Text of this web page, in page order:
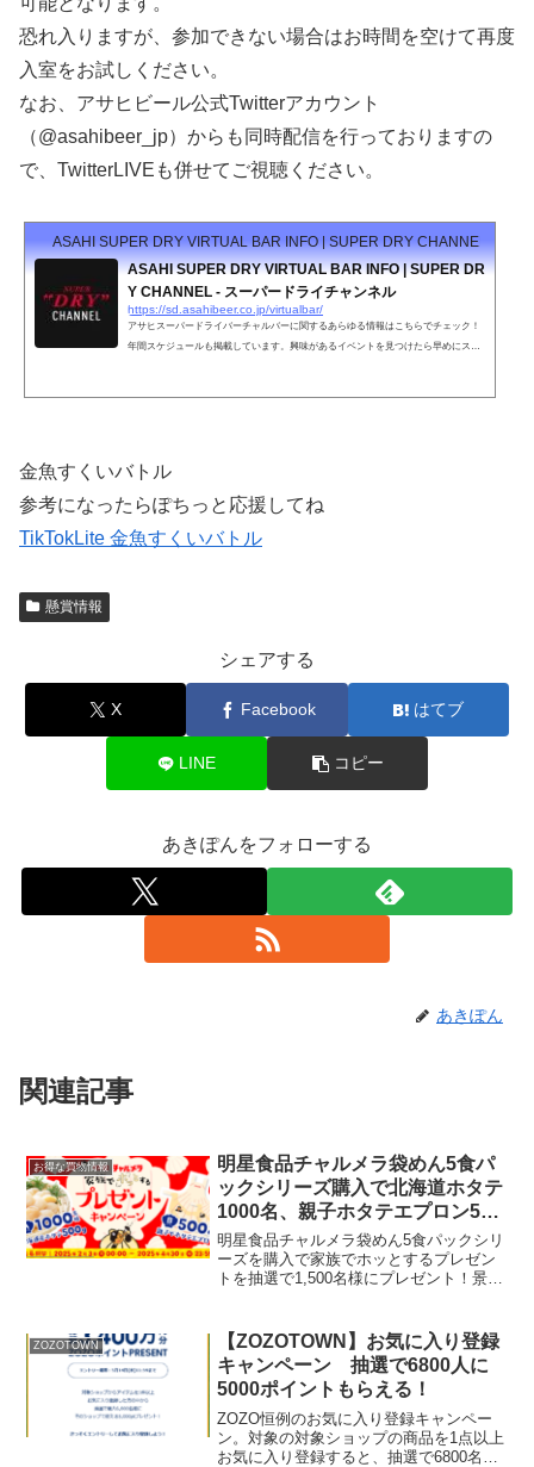
恐れ入りますが、参加できない場合はお時間を空けて再度
入室をお試しください。
なお、アサヒビール公式Twitterアカウント
（@asahibeer_jp）からも同時配信を行っておりますの
で、TwitterLIVEも併せてご視聴ください。
ASAHI SUPER DRY VIRTUAL BAR INFO | SUPER DRY CHANNEL - スー
ASAHI SUPER DRY VIRTUAL BAR INFO | SUPER DR
Y CHANNEL - スーパードライチャンネル
https://sd.asahibeer.co.jp/virtualbar/
アサヒスーパードライバーチャルバーに関するあらゆる情報はこちらでチェック！
年間スケジュールも掲載しています。興味があるイベントを見つけたら早めにスケ
金魚すくいバトル
参考になったらぽちっと応援してね
TikTokLite 金魚すくいバトル
懸賞情報
シェアする
X Facebook はてブ
LINE コピー
あきぽんをフォローする
あきぽん
関連記事
お得な買物情報
明星食品チャルメラ袋めん5食パ
ックシリーズ購入で北海道ホタテ
1000名、親子ホタテエプロン500
名に当たる【ウエルシアグループ
春の大還元祭対象】
明星食品チャルメラ袋めん5食パックシリ
ーズを購入で家族でホッとするプレゼン
トを抽選で1,500名様にプレゼント！景品
名 明星 チャルメラ しょうゆラーメン ...
ZOZOTOWN
【ZOZOTOWN】お気に入り登録
キャンペーン 抽選で6800人に
5000ポイントもらえる！
ZOZO恒例のお気に入り登録キャンペー
ン。対象の対象ショップの商品を1点以上
お気に入り登録すると、抽選で6800名